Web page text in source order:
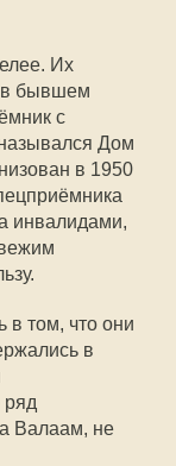
Их
в бывшем
с
Дом
в 1950
инвалидами,
в том, что они
в
ряд
Валаам, не